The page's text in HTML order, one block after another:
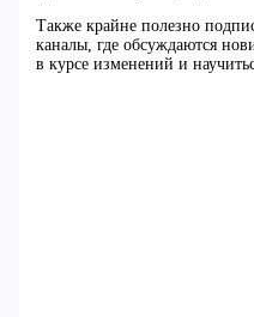
Также крайне полезно
каналы, где обсуждаются
в курсе изменений и